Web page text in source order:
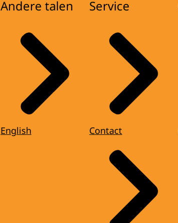
Andere talen
English
Service
Contact